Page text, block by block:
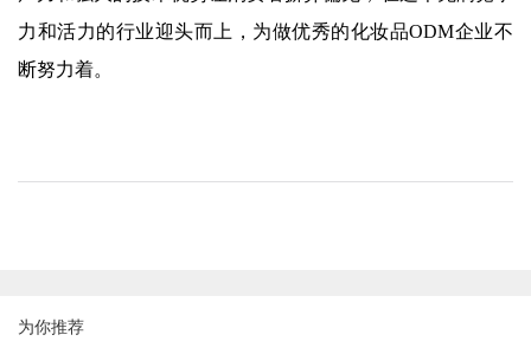
力和活力的行业迎头而上，为做优秀的化妆品ODM企业不
断努力着。
为你推荐